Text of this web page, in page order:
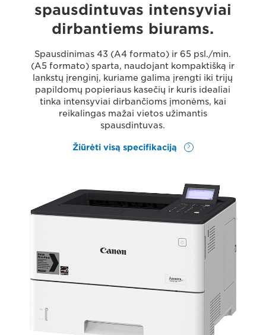
spausdintuvas intensyviai
dirbantiems biurams.
Spausdinimas 43 (A4 formato) ir 65 psl./min.
(A5 formato) sparta, naudojant kompaktišką ir
lankstų įrenginį, kuriame galima įrengti iki trijų
papildomų popieriaus kasečių ir kuris idealiai
tinka intensyviai dirbančioms įmonėms, kai
reikalingas mažai vietos užimantis
spausdintuvas.
Žiūrėti visą specifikaciją